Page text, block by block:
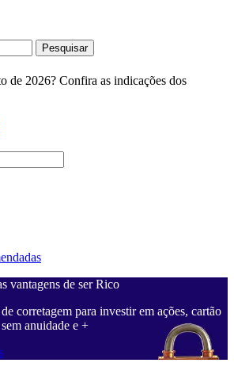
de 2026? Confira as indicações dos
vantagens de ser Rico
corretagem para investir em ações, cartão
anuidade e +